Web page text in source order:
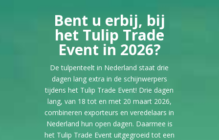
Bent u erbij, bij
het Tulip Trade
Event in 2026?
De tulpenteelt in Nederland staat drie
dagen lang extra in de schijnwerpers
tijdens het Tulip Trade Event! Drie dagen
lang, van 18 tot en met 20 maart 2026,
combineren exporteurs en veredelaars in
Nederland hun open dagen. Daarmee is
het Tulip Trade Event uitgegroeid tot een